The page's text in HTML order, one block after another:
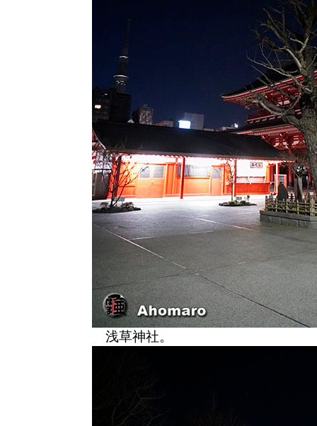
浅草神社。